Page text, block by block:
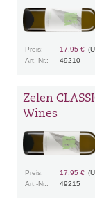
Preis: 17,95 €
Art.-Nr.:
49210
Zelen
Wines
Preis: 17,95 €
Art.-Nr.:
49215